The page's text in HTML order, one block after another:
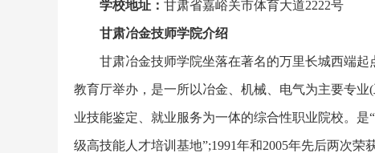
学校地址： 甘肃省嘉峪关市体育大道2222号
甘肃冶金技师学院介绍
甘肃冶金技师学院坐落在著名的万里长城西端
教育厅举办，是一所以冶金、机械、电气为主要专
业技能鉴定、就业服务为一体的综合性职业院校。
级高技能人才培训基地”;1991年和2005年先后两次荣